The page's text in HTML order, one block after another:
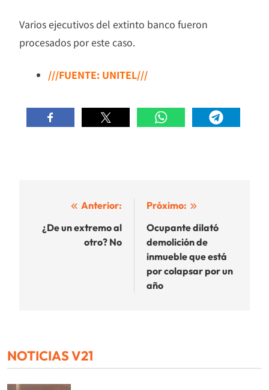
Varios ejecutivos del extinto banco fueron
procesados por este caso.
///FUENTE: UNITEL///
Navegación
de
entradas
Anterior:
¿De un extremo al
otro? No
Próximo:
Ocupante dilató
demolición de
inmueble que está
por colapsar por un
año
NOTICIAS V21